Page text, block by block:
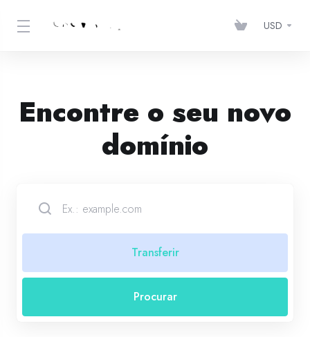
USD
Encontre o seu novo
domínio
Transferir
Procurar